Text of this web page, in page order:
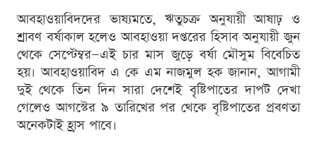
আবহাওয়াবিদদের ভাষ্যমতে, ঋতুচক্র অনুযায়ী আষাঢ় ও
শ্রাবণ বর্ষাকাল হলেও আবহাওয়া দপ্তরের হিসাব অনুযায়ী জুন
থেকে সেপ্টেম্বর—এই চার মাস জুড়ে বর্ষা মৌসুম বিবেচিত
হয়। আবহাওয়াবিদ এ কে এম নাজমুল হক জানান, আগামী
দুই থেকে তিন দিন সারা দেশেই বৃষ্টিপাতের দাপট দেখা
গেলেও আগস্টের ৯ তারিখের পর থেকে বৃষ্টিপাতের প্রবণতা
অনেকটাই হ্রাস পাবে।